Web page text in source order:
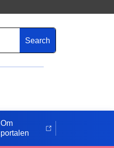
Search
Om
portalen